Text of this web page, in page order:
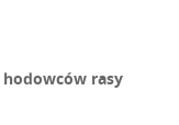
rasy